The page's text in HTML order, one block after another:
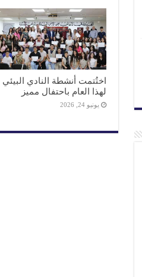
اختُتمت أنشطة النادي البيئي
لهذا العام باحتفال مميز
يونيو 24, 2026